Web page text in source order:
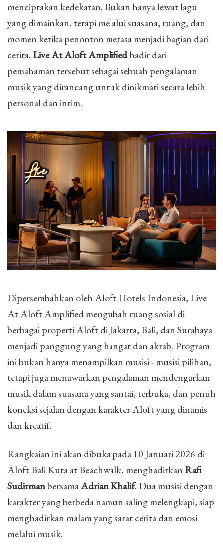
menciptakan kedekatan. Bukan hanya lewat lagu
yang dimainkan, tetapi melalui suasana, ruang, dan
momen ketika penonton merasa menjadi bagian dari
cerita. Live At Aloft Amplifiedhadir dari
pemahaman tersebut sebagai sebuah pengalaman
musik yang dirancang untuk dinikmati secara lebih
personal dan intim.
Dipersembahkan oleh Aloft Hotels Indonesia, Live
At Aloft Amplified mengubah ruang sosial di
berbagai properti Aloft di Jakarta, Bali, dan Surabaya
menjadi panggung yang hangat dan akrab. Program
ini bukan hanya menampilkan musisi - musisi pilihan,
tetapi juga menawarkan pengalaman mendengarkan
musik dalam suasana yang santai, terbuka, dan penuh
koneksi sejalan dengan karakter Aloft yang dinamis
dan kreatif.
Rangkaian ini akan dibuka pada 10 Januari 2026 di
Aloft Bali Kuta at Beachwalk, menghadirkan Rafi
SudirmanbersamaAdrian Khalif. Dua musisi dengan
karakter yang berbeda namun saling melengkapi, siap
menghadirkan malam yang sarat cerita dan emosi
melalui musik.